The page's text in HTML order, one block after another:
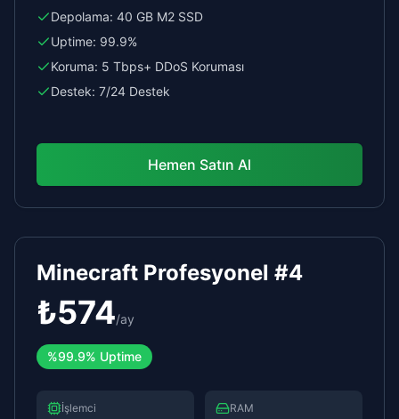
Depolama: 40 GB M2 SSD
Uptime: 99.9%
Koruma: 5 Tbps+ DDoS Koruması
Destek: 7/24 Destek
Hemen Satın Al
Minecraft Profesyonel #4
₺574/ay
%99.9% Uptime
İşlemci RAM